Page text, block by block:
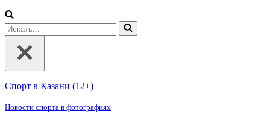
Искать...
Спорт в Казани (12+)
Новости спорта в фотографиях